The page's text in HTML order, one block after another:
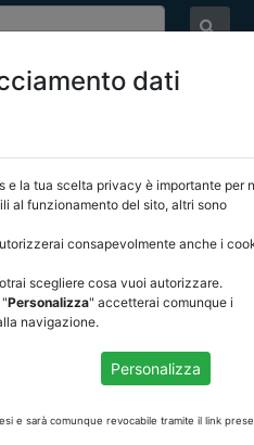
13,14,20 E 21 MAGGIO 2022
ENTI LOCALI
con ALP SUD e ODCEC di
2022.
dati
e la tua scelta privacy è importante per
al funzionamento del sito, altri sono
consapevolmente anche i
scegliere cosa vuoi autorizzare.
Personalizza" accetterai comunque i
navigazione.
Personalizza
e sarà comunque revocabile tramite il link